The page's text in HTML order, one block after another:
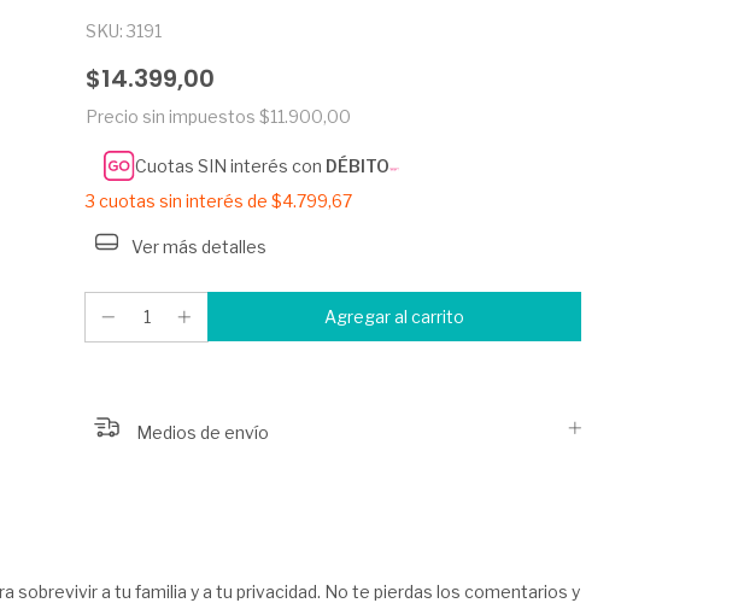
SKU: 3191
$14.399,00
Precio sin impuestos $11.900,00
Cuotas SIN interés con DÉBITO
3 cuotas sin interés de $4.799,67
Ver más detalles
Medios de envío
sobrevivir a tu familia y a tu privacidad. No te pierdas los comentarios y